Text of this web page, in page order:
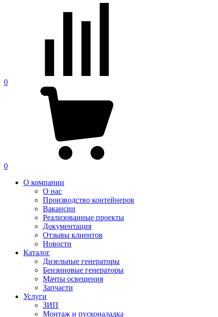
0
0
О компании
О нас
Производство контейнеров
Вакансии
Реализованные проекты
Документация
Отзывы клиентов
Новости
Каталог
Дизельные генераторы
Бензиновые генераторы
Мачты освещения
Запчасти
Услуги
ЗИП
Монтаж и пусконаладка